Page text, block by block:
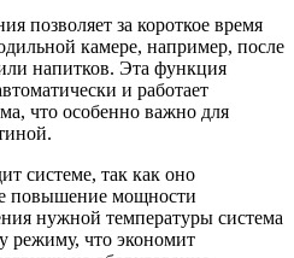
позволяет за короткое время
камере, например, после
напитков. Эта функция
и работает
что особенно важно для
системе, так как оно
повышение мощности
нужной температуры система
режиму, что экономит